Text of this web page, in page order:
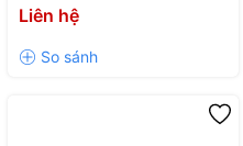
Liên hệ